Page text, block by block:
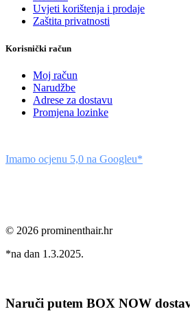
Uvjeti korištenja i prodaje
Zaštita privatnosti
Korisnički račun
Moj račun
Narudžbe
Adrese za dostavu
Promjena lozinke
Imamo ocjenu 5,0 na Googleu*
© 2026 prominenthair.hr
*na dan 1.3.2025.
Naruči putem BOX NOW